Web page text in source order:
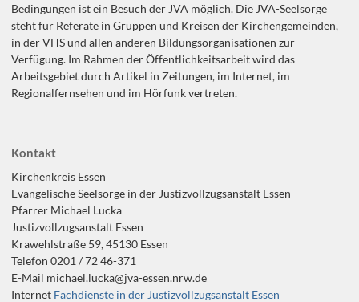
Bedingungen ist ein Besuch der JVA möglich. Die JVA-Seelsorge
steht für Referate in Gruppen und Kreisen der Kirchengemeinden,
in der VHS und allen anderen Bildungsorganisationen zur
Verfügung. Im Rahmen der Öffentlichkeitsarbeit wird das
Arbeitsgebiet durch Artikel in Zeitungen, im Internet, im
Regionalfernsehen und im Hörfunk vertreten.
Kontakt
Kirchenkreis Essen
Evangelische Seelsorge in der Justizvollzugsanstalt Essen
Pfarrer Michael Lucka
Justizvollzugsanstalt Essen
Krawehlstraße 59, 45130 Essen
Telefon 0201 / 72 46-371
E-Mail michael.lucka@jva-essen.nrw.de
Internet Fachdienste in der Justizvollzugsanstalt Essen